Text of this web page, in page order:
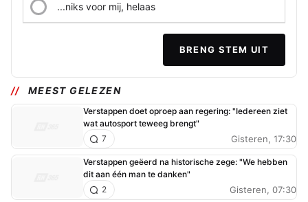
...niks voor mij, helaas
BRENG STEM UIT
MEEST GELEZEN
Verstappen doet oproep aan regering: "Iedereen ziet
wat autosport teweeg brengt"
Gisteren, 17:30
7
Verstappen geëerd na historische zege: "We hebben
dit aan één man te danken"
Gisteren, 07:30
2